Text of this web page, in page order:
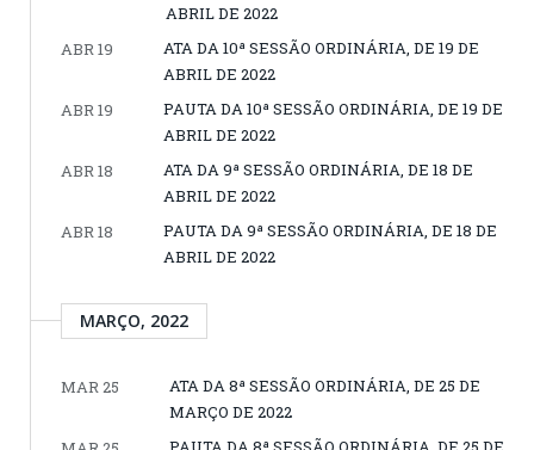
ABRIL DE 2022
ABR 19
ATA DA 10ª SESSÃO ORDINÁRIA, DE 19 DE
ABRIL DE 2022
ABR 19
PAUTA DA 10ª SESSÃO ORDINÁRIA, DE 19 DE
ABRIL DE 2022
ABR 18
ATA DA 9ª SESSÃO ORDINÁRIA, DE 18 DE
ABRIL DE 2022
ABR 18
PAUTA DA 9ª SESSÃO ORDINÁRIA, DE 18 DE
ABRIL DE 2022
MARÇO, 2022
MAR 25
ATA DA 8ª SESSÃO ORDINÁRIA, DE 25 DE
MARÇO DE 2022